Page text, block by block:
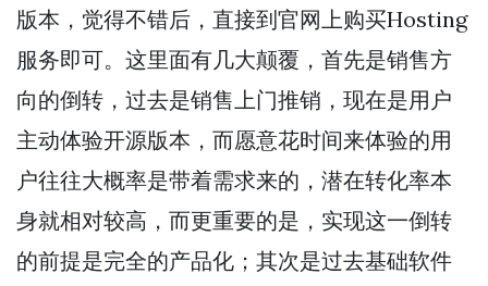
版本，觉得不错后，直接到官网上购买Hosting
服务即可。这里面有几大颠覆，首先是销售方
向的倒转，过去是销售上门推销，现在是用户
主动体验开源版本，而愿意花时间来体验的用
户往往大概率是带着需求来的，潜在转化率本
身就相对较高，而更重要的是，实现这一倒转
的前提是完全的产品化；其次是过去基础软件